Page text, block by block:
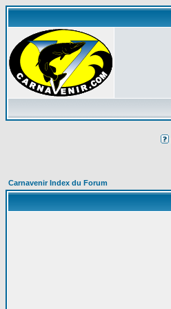
Carnavenir Index du Forum